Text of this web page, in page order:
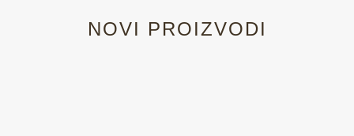
NOVI PROIZVODI